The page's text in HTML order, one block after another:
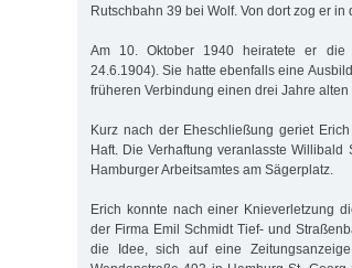
Rutschbahn 39 bei Wolf. Von dort zog er in
Am 10. Oktober 1940 heiratete er die
24.6.1904). Sie hatte ebenfalls eine
früheren Verbindung einen drei Jahre
Kurz nach der Eheschließung geriet
Haft. Die Verhaftung veranlasste
Hamburger Arbeitsamtes am Sägerplatz.
Erich konnte nach einer Knieverletzung
der Firma Emil Schmidt Tief- und
die Idee, sich auf eine